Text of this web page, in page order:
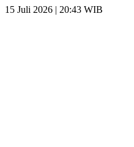
15 Juli 2026 | 20:43 WIB